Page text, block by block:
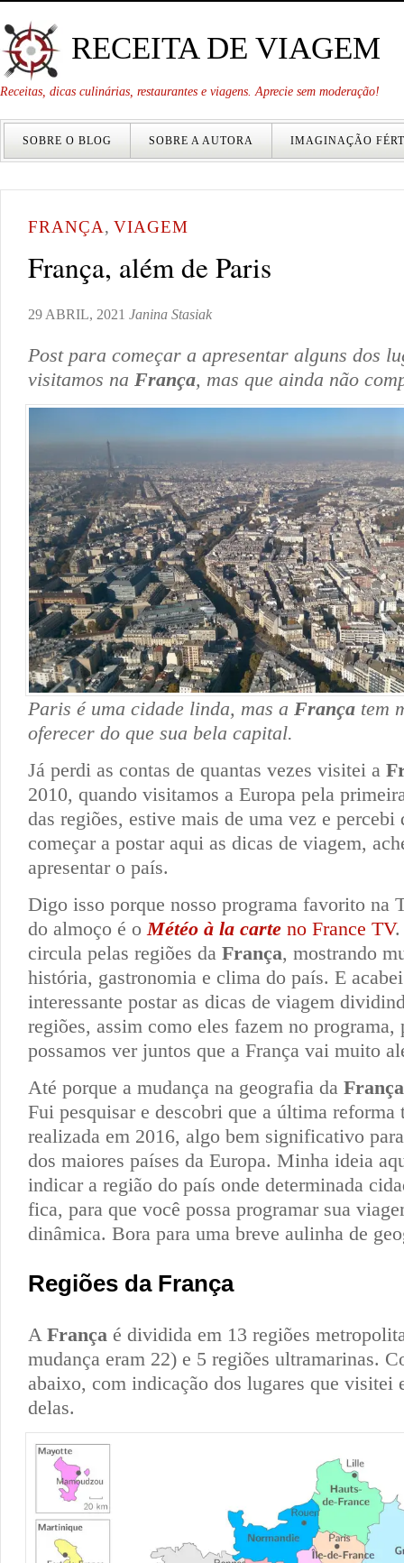
RECEITA DE VIAGEM
Receitas, dicas culinárias, restaurantes e viagens. Aprecie sem moderação!
SOBRE O BLOG SOBRE A AUTORA IMAGINAÇÃO
FRANÇA, VIAGEM
França, além de Paris
29 ABRIL, 2021 Janina Stasiak
Post para começar a apresentar alguns dos
visitamos na França, mas que ainda não
Paris é uma cidade linda, mas a França tem
oferecer do que sua bela capital.
Já perdi as contas de quantas vezes visitei a
2010, quando visitamos a Europa pela
das regiões, estive mais de uma vez e percebi
começar a postar aqui as dicas de viagem,
apresentar o país.
Digo isso porque nosso programa favorito na
do almoço é oMétéo à la carte no France TV.
circula pelas regiões da França, mostrando
história, gastronomia e clima do país. E
interessante postar as dicas de viagem
regiões, assim como eles fazem no programa,
possamos ver juntos que a França vai muito
Até porque a mudança na geografia da França
Fui pesquisar e descobri que a última
realizada em 2016, algo bem significativo
dos maiores países da Europa. Minha ideia
indicar a região do país onde determinada
fica, para que você possa programar sua
dinâmica. Bora para uma breve aulinha de
Regiões da França
A França é dividida em 13 regiões
mudança eram 22) e 5 regiões ultramarinas.
abaixo, com indicação dos lugares que visitei
delas.